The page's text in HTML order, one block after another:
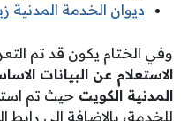
ديوان الخدمة المدنية
وفي الختام يكون قد تم
الاستعلام عن البيانات
المدنية الكويت حيث تم
للخدمة، بالإضافة إلى رابط